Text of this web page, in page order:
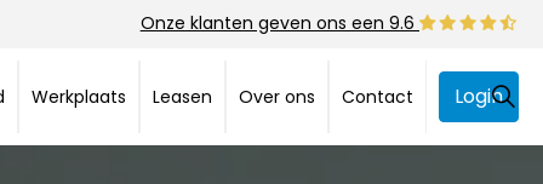
Onze klanten geven ons een 9.6
Werkplaats Leasen Over ons Contact Login